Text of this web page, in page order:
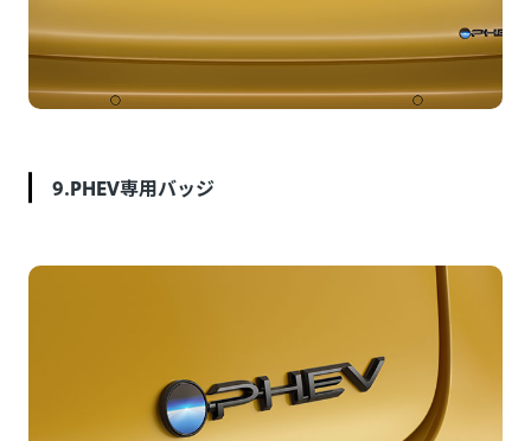
9.PHEV専用バッジ